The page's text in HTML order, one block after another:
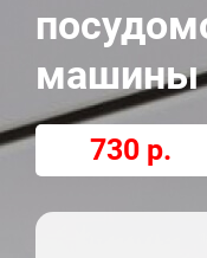
машины
730 р.